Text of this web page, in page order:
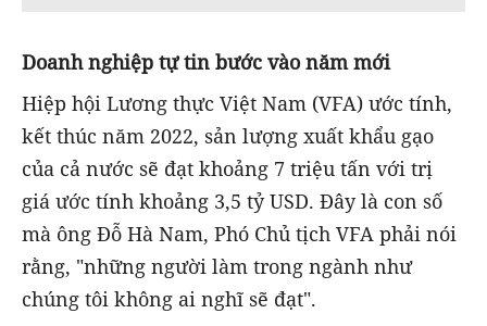
Doanh nghiệp tự tin bước vào năm mới
Hiệp hội Lương thực Việt Nam (VFA) ước tính,
kết thúc năm 2022, sản lượng xuất khẩu gạo
của cả nước sẽ đạt khoảng 7 triệu tấn với trị
giá ước tính khoảng 3,5 tỷ USD. Đây là con số
mà ông Đỗ Hà Nam, Phó Chủ tịch VFA phải nói
rằng, "những người làm trong ngành như
chúng tôi không ai nghĩ sẽ đạt".